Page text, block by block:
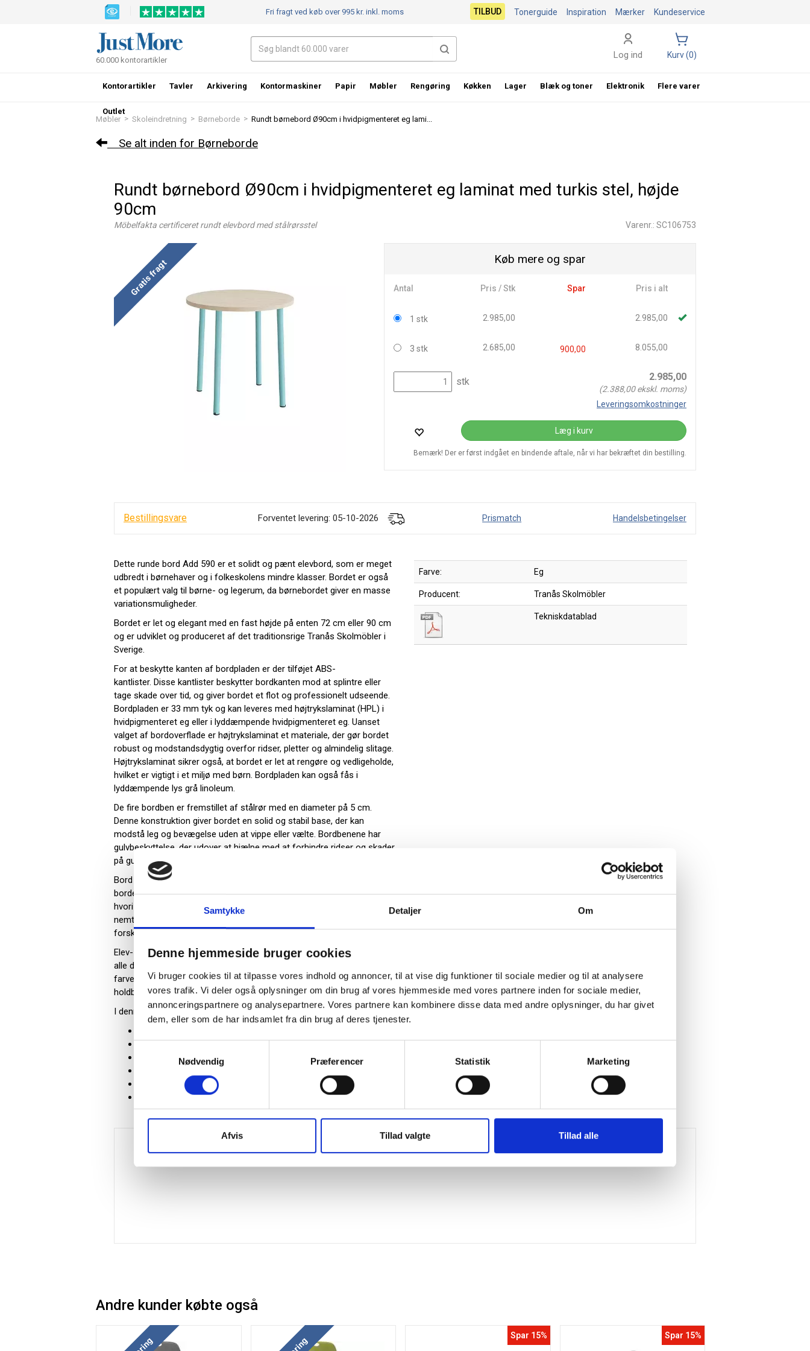
Samtykke Detaljer Om
Denne hjemmeside bruger cookies
Vi bruger cookies til at tilpasse vores indhold og annoncer, til at vise dig funktioner til sociale medier og til at analysere
vores trafik. Vi deler også oplysninger om din brug af vores hjemmeside med vores partnere inden for sociale medier,
annonceringspartnere og analysepartnere. Vores partnere kan kombinere disse data med andre oplysninger, du har givet
dem, eller som de har indsamlet fra din brug af deres tjenester.
Nødvendig
Præferencer Statistik Marketing
Afvis Tillad valgte Tillad alle
Møbler > Skoleindretning > Børneborde > Rundt børnebord Ø90cm i hvidpigmenteret eg lami...
Se alt inden for Børneborde
Rundt børnebord Ø90cm i hvidpigmenteret eg laminat med turkis stel, højde
90cm
Möbelfakta certificeret rundt elevbord med stålrørsstel Varenr.: SC106753
Gratis fragt Køb mere og spar
Antal Pris / Stk Spar Pris i alt
1 stk 2.985,00 2.985,00
3 stk 2.685,00 900,00 8.055,00
stk 2.985,00
(2.388,00ekskl. moms)
Leveringsomkostninger
Læg i kurv
Bemærk! Der er først indgået en bindende aftale, når vi har bekræftet din bestilling.
Bestillingsvare Forventet levering: 05-10-2026 Prismatch Handelsbetingelser
Dette runde bord Add 590 er et solidt og pænt elevbord, som er meget
udbredt i børnehaver og i folkeskolens mindre klasser. Bordet er også
et populært valg til børne- og legerum, da børnebordet giver en masse
variationsmuligheder.
Bordet er let og elegant med en fast højde på enten 72 cm eller 90 cm
og er udviklet og produceret af det traditionsrige Tranås Skolmöbler i
Sverige.
For at beskytte kanten af bordpladen er der tilføjet ABS-
kantlister. Disse kantlister beskytter bordkanten mod at splintre eller
tage skade over tid, og giver bordet et flot og professionelt udseende.
Bordpladen er 33 mm tyk og kan leveres med højtrykslaminat (HPL) i
hvidpigmenteret eg eller i lyddæmpende hvidpigmenteret eg. Uanset
valget af bordoverflade er højtrykslaminat et materiale, der gør bordet
robust og modstandsdygtig overfor ridser, pletter og almindelig slitage.
Højtrykslaminat sikrer også, at bordet er let at rengøre og vedligeholde,
hvilket er vigtigt i et miljø med børn. Bordpladen kan også fås i
lyddæmpende lys grå linoleum.
De fire bordben er fremstillet af stålrør med en diameter på 5 cm.
Denne konstruktion giver bordet en solid og stabil base, der kan
modstå leg og bevægelse uden at vippe eller vælte. Bordbenene har
gulvbeskyttelse, der udover at hjælpe med at forhindre ridser og skader
på gulvet, også virker støjdæmpende.
Bord Add 590 er designet af Fredrik Mattson til at holde i lang tid og
bordets runde design giver en blød og behagelig atmosfære til lokalet,
hvori børnene kan udforske deres kreativitet og læring. Bordet kan
nemt rumme flere børn, der samtidig kan sidde omkring det og deltage i
forskellige aktiviteter f.eks. lege, tegne, læse eller spise.
Elev- eller børnebordet er Möbelfakta certificeret og overholder derfor
alle de gængse standarder og kvalitetskrav. Bordet er en del af en
farvefuld serie skolemøbler, der kombinerer stil, funktionalitet og
holdbarhed på en enestående måde.
I denne serie er der også mulighed for at få rektangulære borde.
Understel farve: Turkis - RAL 6034 Pastel Turquoise Glans 10
Diameter: Ø90 cm
Design: Fredrik Mattson
Certifikat: Möbelfakta
Farve: Eg
Producent: Tranås Skolmöbler
Tekniskdatablad
Andre kunder købte også
Spar 15% Spar 15%
Fri fragt ved køb over 995 kr.inkl. moms Kundeservice
Mærker
Inspiration
Tonerguide
TILBUD
60.000 kontorartikler Log ind Kurv (0)
Kontorartikler Tavler Arkivering Kontormaskiner Papir Møbler Rengøring Køkken Lager Blæk og toner Elektronik Flere varer
Outlet